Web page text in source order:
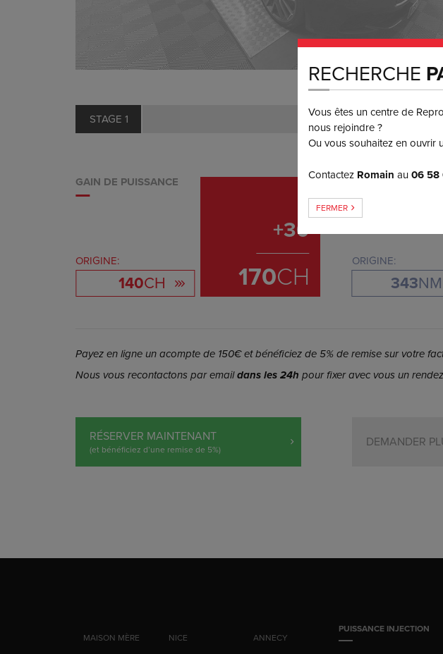
STAGE 1 3 ou 4x
GAIN DE PUISSANCE
ORIGINE:
140CH
+30
170CH
GAIN DE COUPLE
ORIGINE:
343NM
Payez en ligne un acompte de 150€ et bénéficiez de 5% de remise sur votre
Nous vous recontactons par emaildans les 24h pour fixer avec vous un
RÉSERVER MAINTENANT
(et bénéficiez d’une remise de 5%) DEMANDER
RECHERCHE
Vous êtes un centre de
nous rejoindre ?
Ou vous souhaitez en ouvrir
Contactez Romain au06 58
FERMER
MAISON MÈRE
NICE
ANNECY
PUISSANCE INJECTION